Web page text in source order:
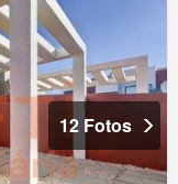
12 Fotos